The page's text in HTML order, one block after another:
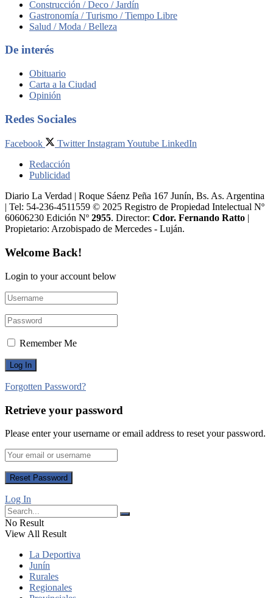
Construcción / Deco / Jardín
Gastronomía / Turismo / Tiempo Libre
Salud / Moda / Belleza
De interés
Obituario
Carta a la Ciudad
Opinión
Redes Sociales
Facebook Twitter InstagramYoutube LinkedIn
Redacción
Publicidad
Diario La Verdad | Roque Sáenz Peña 167 Junín, Bs. As. Argentina
| Tel: 54-236-4511559 © 2025 Registro de Propiedad Intelectual Nº
60606230 Edición Nº 2955. Director:​ Cdor. Fernando Ratto |
Propietario:​ Arzobispado de Mercedes - Luján.
Welcome Back!
Login to your account below
Remember Me
Forgotten Password?
Retrieve your password
Please enter your username or email address to reset your password.
Log In
No Result
View All Result
La Deportiva
Junín
Rurales
Regionales